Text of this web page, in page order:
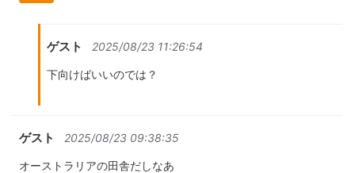
ゲスト 2025/08/23 11:26:54
下向けばいいのでは？
ゲスト 2025/08/23 09:38:35
オーストラリアの田舎だしなあ